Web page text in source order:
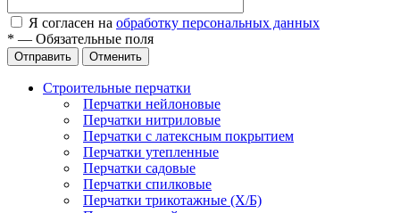
Я согласен на обработку персональных данных
* — Обязательные поля
Отправить Отменить
Строительные перчатки
Перчатки нейлоновые
Перчатки нитриловые
Перчатки с латексным покрытием
Перчатки утепленные
Перчатки садовые
Перчатки спилковые
Перчатки трикотажные (Х/Б)